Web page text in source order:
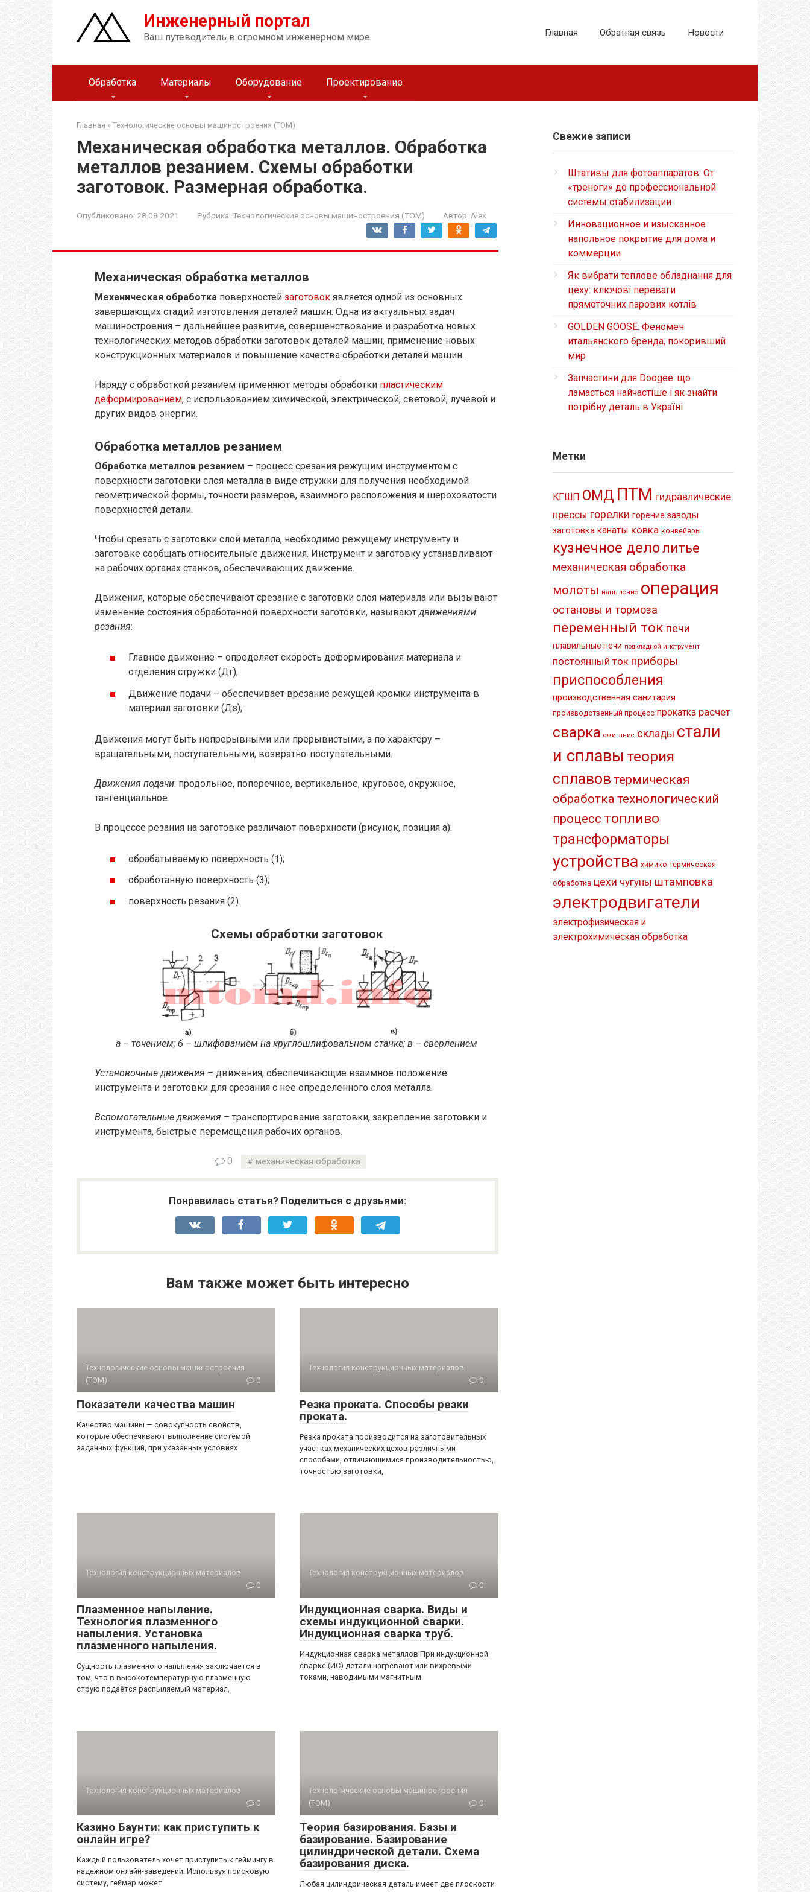
Перейти
к
контенту
Инженерный портал
Ваш путеводитель в огромном инженерном мире Главная Обратная связь Новости
Обработка Материалы Оборудование Проектирование
Главная » Технологические основы машиностроения (ТОМ)
Механическая обработка металлов. Обработка
металлов резанием. Схемы обработки
заготовок. Размерная обработка.
Опубликовано: 28.08.2021 Рубрика: Технологические основы машиностроения (ТОМ) Автор: Alex
Механическая обработка металлов
Механическая обработка поверхностей заготовок является одной из основных
завершающих стадий изготовления деталей машин. Одна из актуальных задач
машиностроения – дальнейшее развитие, совершенствование и разработка новых
технологических методов обработки заготовок деталей машин, применение новых
конструкционных материалов и повышение качества обработки деталей машин.
Наряду с обработкой резанием применяют методы обработки пластическим
деформированием, с использованием химической, электрической, световой, лучевой и
других видов энергии.
Обработка металлов резанием
Обработка металлов резанием – процесс срезания режущим инструментом с
поверхности заготовки слоя металла в виде стружки для получения необходимой
геометрической формы, точности размеров, взаимного расположения и шероховатости
поверхностей детали.
Чтобы срезать с заготовки слой металла, необходимо режущему инструменту и
заготовке сообщать относительные движения. Инструмент и заготовку устанавливают
на рабочих органах станков, обеспечивающих движение.
Движения, которые обеспечивают срезание с заготовки слоя материала или вызывают
изменение состояния обработанной поверхности заготовки, называютдвижениями
резания:
Главное движение – определяет скорость деформирования материала и
отделения стружки (Дг);
Движение подачи – обеспечивает врезание режущей кромки инструмента в
материал заготовки (Дs);
Движения могут быть непрерывными или прерывистыми, а по характеру –
вращательными, поступательными, возвратно-поступательными.
Движения подачи: продольное, поперечное, вертикальное, круговое, окружное,
тангенциальное.
В процессе резания на заготовке различают поверхности (рисунок, позиция а):
обрабатываемую поверхность (1);
обработанную поверхность (3);
поверхность резания (2).
Схемы обработки заготовок
а – точением; б – шлифованием на круглошлифовальном станке; в – сверлением
Установочные движения – движения, обеспечивающие взаимное положение
инструмента и заготовки для срезания с нее определенного слоя металла.
Вспомогательные движения – транспортирование заготовки, закрепление заготовки и
инструмента, быстрые перемещения рабочих органов.
0 механическая обработка
Понравилась статья? Поделиться с друзьями:
Вам также может быть интересно
Технологические основы машиностроения
(ТОМ)
0
Показатели качества машин
Качество машины — совокупность свойств,
которые обеспечивают выполнение системой
заданных функций, при указанных условиях
Технология конструкционных материалов
0
Резка проката. Способы резки
проката.
Резка проката производится на заготовительных
участках механических цехов различными
способами, отличающимися производительностью,
точностью заготовки,
Технология конструкционных материалов
0
Плазменное напыление.
Технология плазменного
напыления. Установка
плазменного напыления.
Сущность плазменного напыления заключается в
том, что в высокотемпературную плазменную
струю подаётся распыляемый материал,
Технология конструкционных материалов
0
Индукционная сварка. Виды и
схемы индукционной сварки.
Индукционная сварка труб.
Индукционная сварка металлов При индукционной
сварке (ИС) детали нагревают или вихревыми
токами, наводимыми магнитным
Технология конструкционных материалов
0
Казино Баунти: как приступить к
онлайн игре?
Каждый пользователь хочет приступить к геймингу в
надежном онлайн-заведении. Используя поисковую
систему, геймер может
Технологические основы машиностроения
(ТОМ)
0
Теория базирования. Базы и
базирование. Базирование
цилиндрической детали. Схема
базирования диска.
Любая цилиндрическая деталь имеет две плоскости
Свежие записи
Штативы для фотоаппаратов: От
«треноги» до профессиональной
системы стабилизации
Инновационное и изысканное
напольное покрытие для дома и
коммерции
Як вибрати теплове обладнання для
цеху: ключові переваги
прямоточних парових котлів
GOLDEN GOOSE: Феномен
итальянского бренда, покоривший
мир
Запчастини для Doogee: що
ламається найчастіше і як знайти
потрібну деталь в Україні
Метки
КГШП ОМД ПТМ гидравлические
прессы горелки горение заводы
заготовка канаты ковка конвейеры
кузнечное делолитье
механическая обработка
молоты напыление операция
остановы и тормоза
переменный ток печи
плавильные печи подкладной инструмент
постоянный ток приборы
приспособления
производственная санитария
производственный процесс прокатка расчет
сварка сжигание склады стали
и сплавы теория
сплавов термическая
обработка технологический
процесс топливо
трансформаторы
устройства химико-термическая
обработка цехи чугуны штамповка
электродвигатели
электрофизическая и
электрохимическая обработка